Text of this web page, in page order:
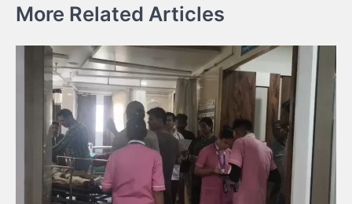
More Related Articles